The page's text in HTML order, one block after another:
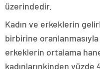
üzerindedir.
Kadın ve erkeklerin
birbirine
erkeklerin ortalama
kadınlarınkinden yüzde